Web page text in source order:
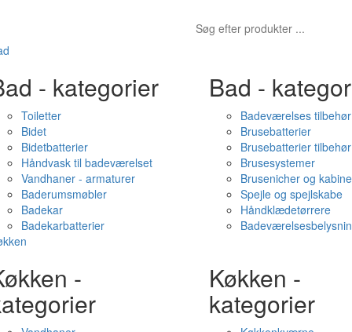
- kategorier
Toiletter
Bidet
Bidetbatterier
Håndvask til badeværelset
Vandhaner - armaturer
Baderumsmøbler
Badekar
Badekarbatterier
Bad -
Badeværelses tilbehør
Brusebatterier
Brusebatterier tilbehør
Brusesystemer
Brusenicher og
Spejle og spejlskabe
Håndklædetørrere
- Køkken -
kategorier